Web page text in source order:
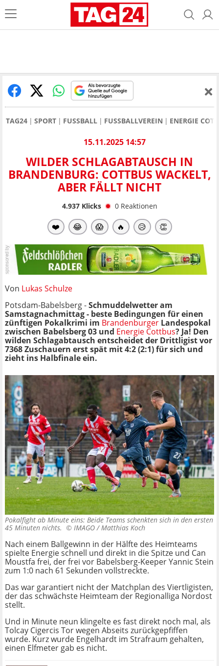
TAG24 SPORT FUSSBALL FUSSBALLVEREIN ENERGIE
15.11.2025 14:57
WILDER SCHLAGABTAUSCH IN
BRANDENBURG: COTTBUS WACKELT,
ABER FÄLLT NICHT
4.937Klicks 0 Reaktionen
❤️ 😂 😱 🔥 😥 👏
Von Lukas Schulze
Potsdam-Babelsberg -Schmuddelwetter am
Samstagnachmittag - beste Bedingungen für einen
zünftigen Pokalkrimi im Brandenburger Landespokal
zwischen Babelsberg 03 und Energie Cottbus? Ja! Den
wilden Schlagabtausch entscheidet der Drittligist vor
7368 Zuschauern erst spät mit 4:2 (2:1) für sich und
zieht ins Halbfinale ein.
Pokalfight ab Minute eins: Beide Teams schenkten sich in den ersten
45 Minuten nichts. © IMAGO / Matthias Koch
Nach einem Ballgewinn in der Hälfte des Heimteams
spielte Energie schnell und direkt in die Spitze und Can
Moustfa frei, der frei vor Babelsberg-Keeper Yannic Stein
zum 1:0 nach 61 Sekunden vollstreckte.
Das war garantiert nicht der Matchplan des Viertligisten,
der das schwächste Heimteam der Regionalliga Nordost
stellt.
Und in Minute neun klingelte es fast direkt noch mal, als
Tolcay Cigercis Tor wegen Abseits zurückgepfiffen
wurde. Kurz wurde Engelhardt im Strafraum gehalten,
einen Elfmeter gab es nicht.